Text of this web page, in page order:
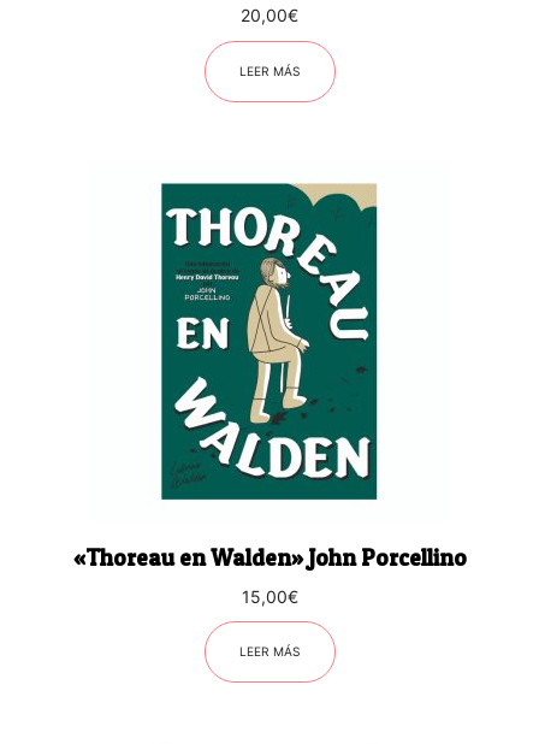
20,00€
LEER MÁS
«Thoreau en Walden» John Porcellino
15,00€
LEER MÁS